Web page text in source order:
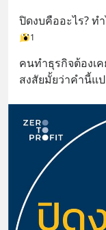
ปิดงบคืออะไร? ท
1
คนทำธุรกิจต้องเค
สงสัยมั้ยว่าคำนี้แ